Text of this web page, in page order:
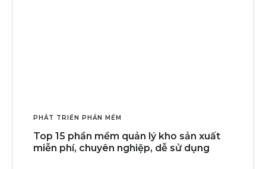
PHÁT TRIỂN PHẦN MỀM
Top 15 phần mềm quản lý kho sản xuất
miễn phí, chuyên nghiệp, dễ sử dụng